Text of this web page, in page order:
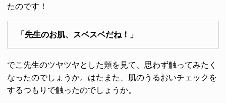
たのです！
「先生のお肌、スベスベだね！」
でこ先生のツヤツヤとした頬を見て、思わず触ってみたく
なったのでしょうか。はたまた、肌のうるおいチェックを
するつもりで触ったのでしょうか。